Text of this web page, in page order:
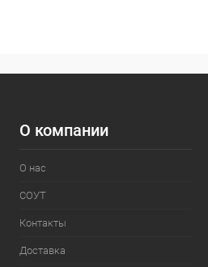
О компании
О нас
СОУТ
Контакты
Доставка